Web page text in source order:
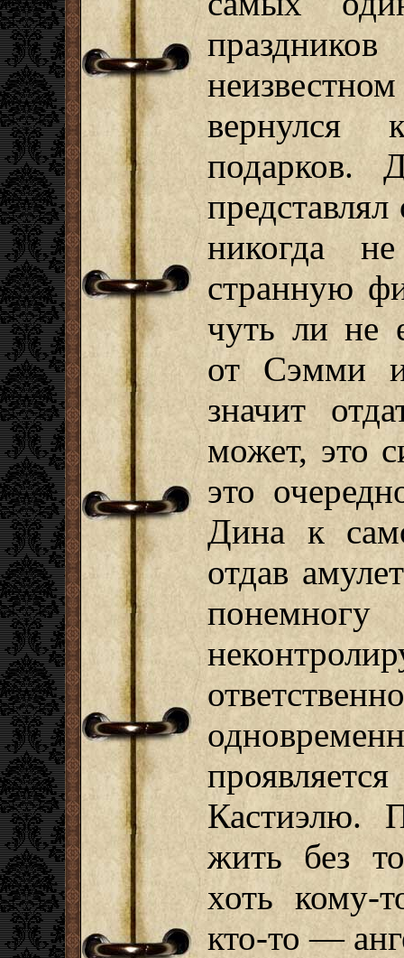
вернулся
подарков.
никогда
странную
чуть ли не
от Сэмми
значит
может, это
это
Дина к
отдав
понемногу
Кастиэлю.
жить без
хоть кому-
кто-то —